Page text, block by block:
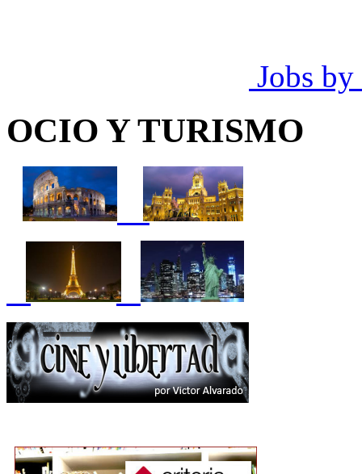
Jobs by
OCIO Y TURISMO